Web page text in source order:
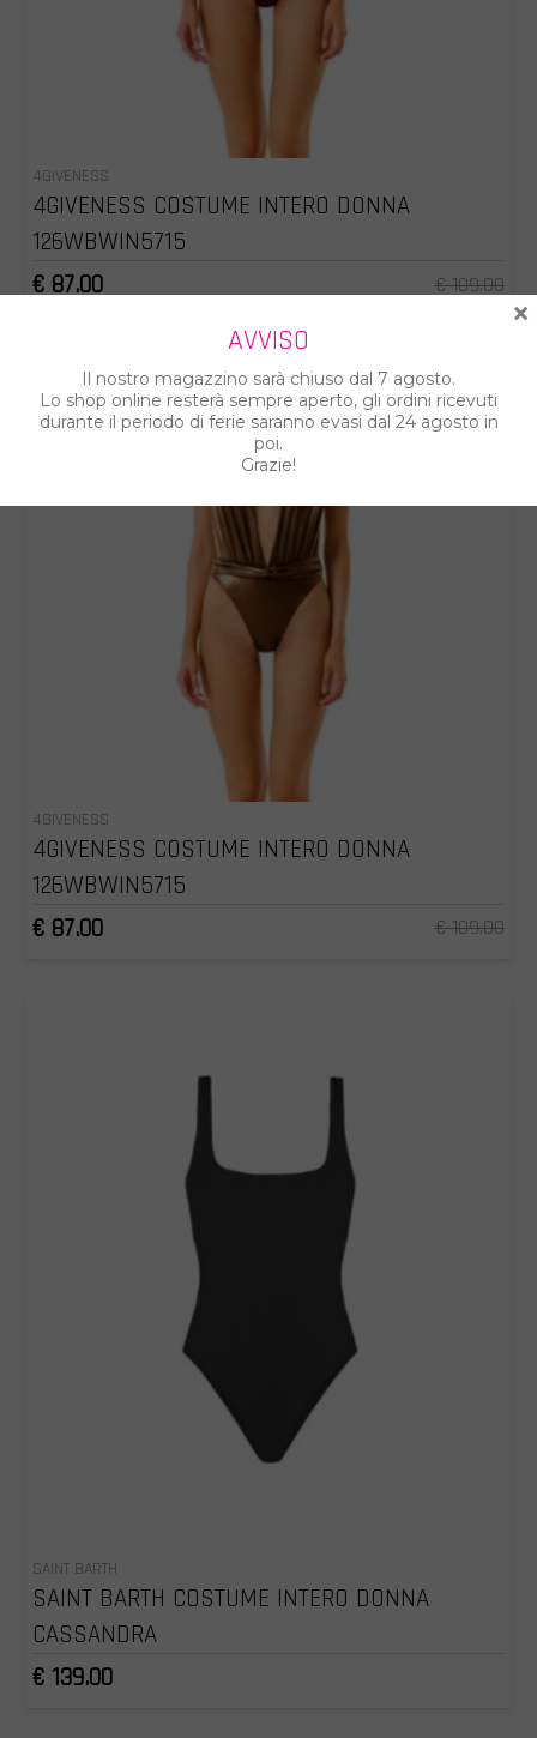
4GIVENESS
4GIVENESS COSTUME INTERO DONNA
126WBWIN5715
€ 87.00
€ 109.00
4GIVENESS
4GIVENESS COSTUME INTERO DONNA
126WBWIN5715
€ 87.00
€ 109.00
SAINT BARTH
SAINT BARTH COSTUME INTERO DONNA
CASSANDRA
€ 139.00
AVVISO
Il nostro magazzino sarà chiuso dal 7 agosto.
Lo shop online resterà sempre aperto, gli ordini ricevuti
durante il periodo di ferie saranno evasi dal 24 agosto in
poi.
Grazie!
×